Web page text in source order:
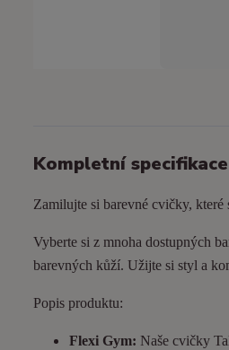
Kompletní specifikace
Zamilujte si barevné cvičky,
Vyberte si z mnoha dostupných
barevných kůží. Užijte si styl a
Popis produktu:
Flexi Gym: Naše cvičky